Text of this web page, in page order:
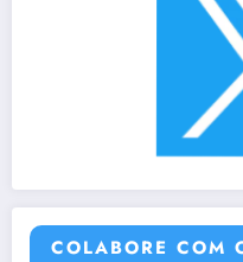
COLABORE COM